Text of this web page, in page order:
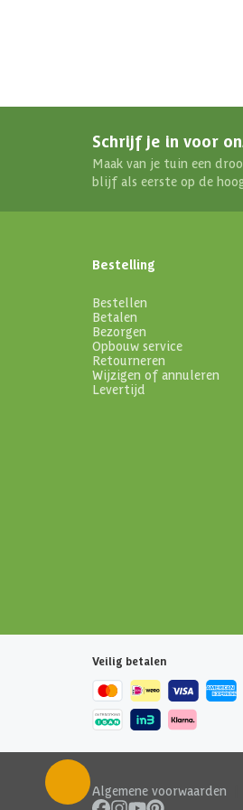
Schrijf je in voor
Maak van je tuin een
blijf als eerste op de
Bestelling
Bestellen
Betalen
Bezorgen
Opbouw service
Retourneren
Wijzigen of annuleren
Levertijd
Veilig betalen
Algemene voorwaarden